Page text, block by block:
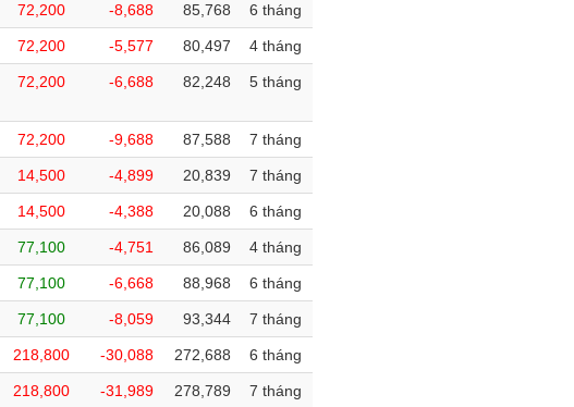
72,200 -8,688 85,768 6 tháng
72,200 -5,577 80,497 4 tháng
72,200 -6,688 82,248 5 tháng
72,200 -9,688 87,588 7 tháng
14,500 -4,899 20,839 7 tháng
14,500 -4,388 20,088 6 tháng
77,100 -4,751 86,089 4 tháng
77,100 -6,668 88,968 6 tháng
77,100 -8,059 93,344 7 tháng
218,800 -30,088 272,688 6 tháng
218,800 -31,989 278,789 7 tháng